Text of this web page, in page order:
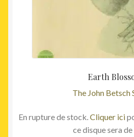
Earth
The John Betsch
En rupture de stock.Cliquer ici
ce disque sera